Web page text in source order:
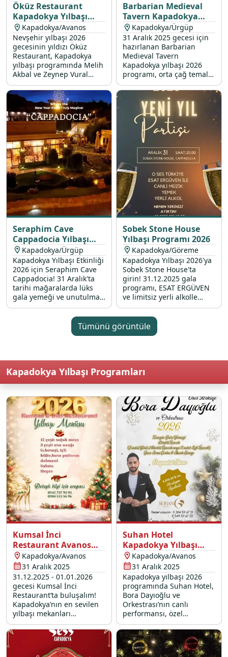
Öküz Restaurant
Kapadokya Yılbaşı
Programı 2026
Kapadokya/Avanos
Nevşehir yılbaşı 2026
gecesinin yıldızı Öküz
Restaurant, Kapadokya
yılbaşı programında Melih
Akbal ve Zeynep Vural
sahne performansları, özel
yılbaşı menüsü ve
dahasıyla sizi bekliyor.
Barbarian Medieval
Tavern Kapadokya
Yılbaşı Programı 2026
Kapadokya/Ürgüp
31 Aralık 2025 gecesi için
hazırlanan Barbarian
Medieval Tavern
Kapadokya yılbaşı 2026
programı, orta çağ temalı
canlı müzik ve eşsiz
lezzetlerden oluşan yılbaşı
menüsü ile sizleri bekliyor.
Seraphim Cave
Cappadocia Yılbaşı
Programı 2026
Kapadokya/Ürgüp
Kapadokya Yılbaşı Etkinliği
2026 için Seraphim Cave
Cappadocia! 31 Aralık'ta
tarihi mağaralarda lüks
gala yemeği ve unutulmaz
yılbaşı programı!
Sobek Stone House
Yılbaşı Programı 2026
Kapadokya/Göreme
Kapadokya Yılbaşı 2026'ya
Sobek Stone House'ta
girin! 31.12.2025 gala
programı, ESAT ERGÜVEN
ve limitsiz yerli alkolle
unutulmaz bir yılbaşı
etkinliği.
Tümünü görüntüle
Kapadokya Yılbaşı Programları
Kumsal İnci
Restaurant Avanos
Yılbaşı Programı 2026
Kapadokya/Avanos
31 Aralık 2025
31.12.2025 - 01.01.2026
gecesi Kumsal İnci
Restaurant’ta buluşalım!
Kapadokya’nın en sevilen
yılbaşı mekanları
arasındaki restoranımızda;
canlı yılbaşı konserleri ve
eğlenceli yılbaşı etkinlikleri
ile dolu unutulmaz bir
Suhan Hotel
Kapadokya Yılbaşı
Programı 2026
Kapadokya/Avanos
31 Aralık 2025
Kapadokya yılbaşı 2026
programında Suhan Hotel,
Bora Dayıoğlu ve
Orkestrası’nın canlı
performansı, özel
lezzetlerle dolu yılbaşı
menüsü ve yılbaşı
sürprizleri ile sizleri
bekliyor.